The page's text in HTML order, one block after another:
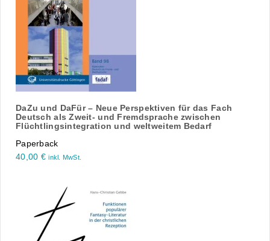
DaZu und DaFür – Neue Perspektiven für das Fach
Deutsch als Zweit- und Fremdsprache zwischen
Flüchtlingsintegration und weltweitem Bedarf
Paperback
40,00 € inkl. MwSt.